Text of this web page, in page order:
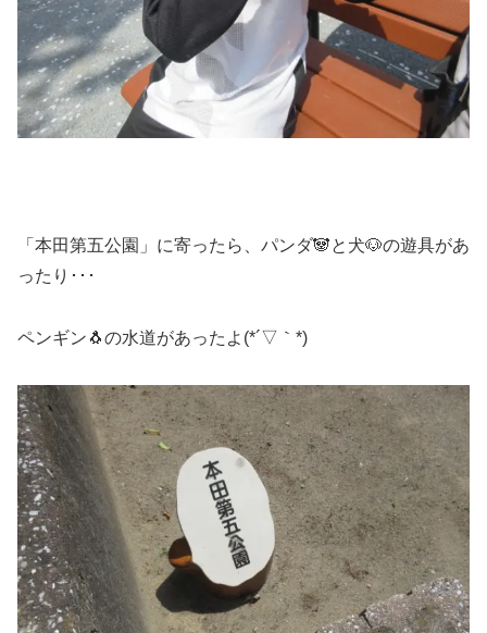
「本田第五公園」に寄ったら、パンダ🐼と犬🐶の遊具があ
ったり･･･
ペンギン🐧の水道があったよ(*´▽｀*)